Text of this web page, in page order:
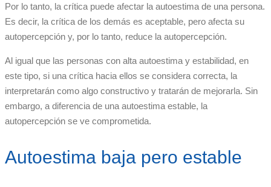
Por lo tanto, la crítica puede afectar la autoestima de una persona.
Es decir, la crítica de los demás es aceptable, pero afecta su
autopercepción y, por lo tanto, reduce la autopercepción.
Al igual que las personas con alta autoestima y estabilidad, en
este tipo, si una crítica hacia ellos se considera correcta, la
interpretarán como algo constructivo y tratarán de mejorarla. Sin
embargo, a diferencia de una autoestima estable, la
autopercepción se ve comprometida.
Autoestima baja pero estable